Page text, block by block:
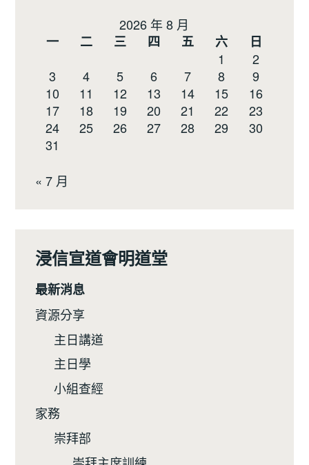
2026 年 8 月
一
二 三 四 五 六
日
1
2
3
4 5 6 7 8
9
10
11 12 13 14 15
16
17
18 19 20 21 22
23
24
25 26 27 28 29
30
31
« 7 月
浸信宣道會明道堂
最新消息
資源分享
主日講道
主日學
小組查經
家務
崇拜部